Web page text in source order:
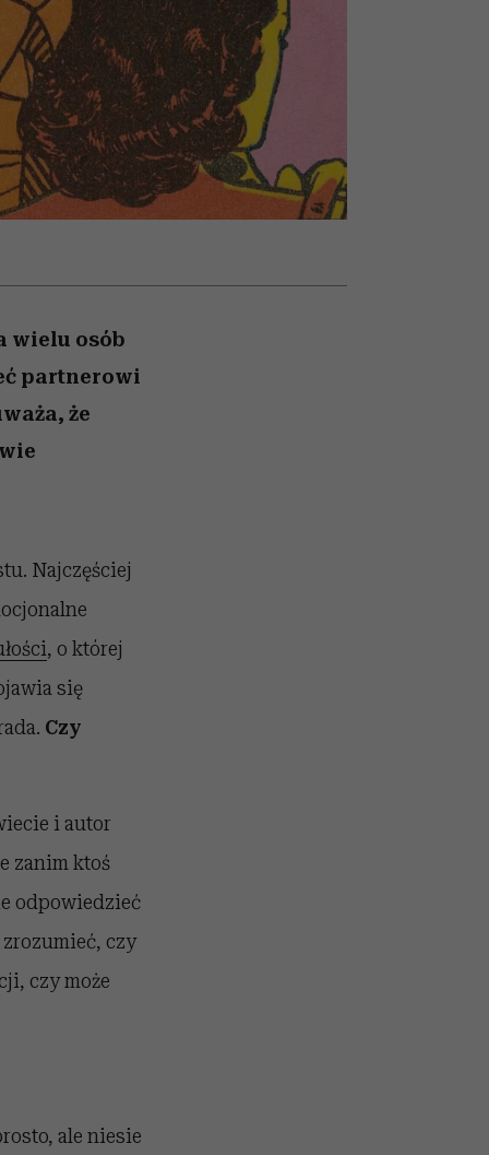
wielu osób
partnerowi
że
Najczęściej
, o której
się
Czy
i autor
zanim ktoś
odpowiedzieć
zrozumieć, czy
czy może
ale niesie